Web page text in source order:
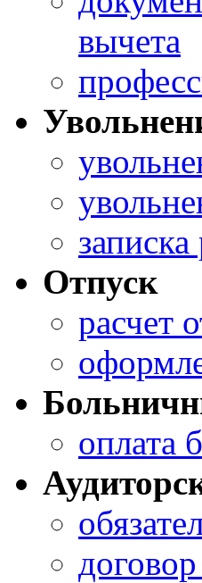
вычета
Отпуск
расчет
оплата